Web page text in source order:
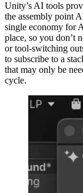
Unity’s AI tools
the assembly point
single economy for
place, so you don’t
or tool-switching
to subscribe to a
that may only be
cycle.